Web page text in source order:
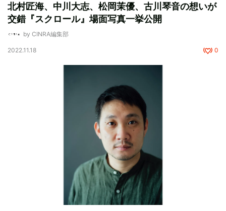
北村匠海、中川大志、松岡茉優、古川琴音の想いが
交錯『スクロール』場⾯写真⼀挙公開
by CINRA編集部
2022.11.18 0